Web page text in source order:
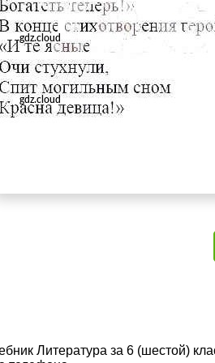
Литература за 6 (шестой)